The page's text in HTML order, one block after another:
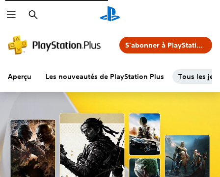
Rechercher
Aperçu Les nouveautés de PlayStation Plus Tous les
S'abonner à PlayStation Plus